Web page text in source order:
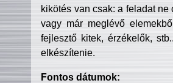
kikötés van csak: a feladat
vagy már meglévő
fejlesztő kitek, érzékelők,
elkészítenie.
Fontos dátumok: